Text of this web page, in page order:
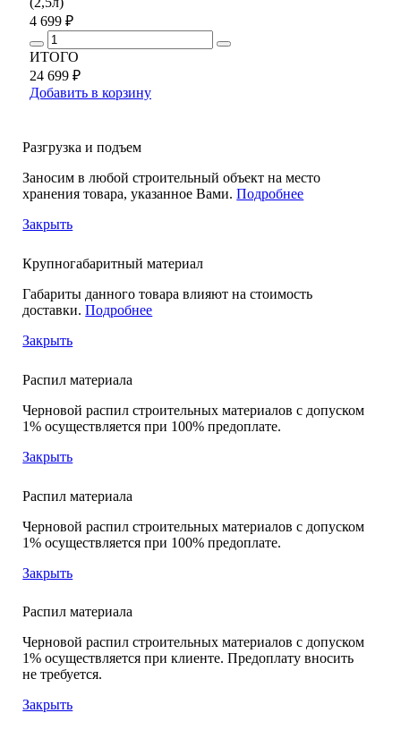
4 699 ₽
ИТОГО
24 699 ₽
Добавить в корзину
Разгрузка и подъем
Заносим в любой строительный объект на место
хранения товара, указанное Вами.Подробнее
Закрыть
Крупногабаритный материал
Габариты данного товара влияют на стоимость
доставки.Подробнее
Закрыть
Распил материала
Черновой распил строительных материалов с допуском
1% осуществляется при 100% предоплате.
Закрыть
Распил материала
Черновой распил строительных материалов с допуском
1% осуществляется при 100% предоплате.
Закрыть
Распил материала
Черновой распил строительных материалов с допуском
1% осуществляется при клиенте. Предоплату вносить
не требуется.
Закрыть